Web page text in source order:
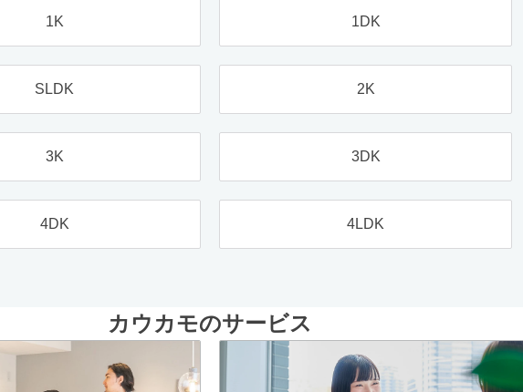
1K 1DK
SLDK 2K
3K 3DK
4DK 4LDK
カウカモのサービス